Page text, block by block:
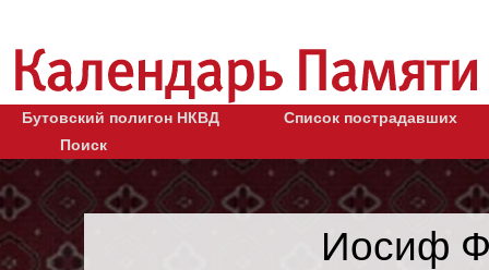
Бутовский полигон НКВД
Список пострадавших
Поиск
Иосиф